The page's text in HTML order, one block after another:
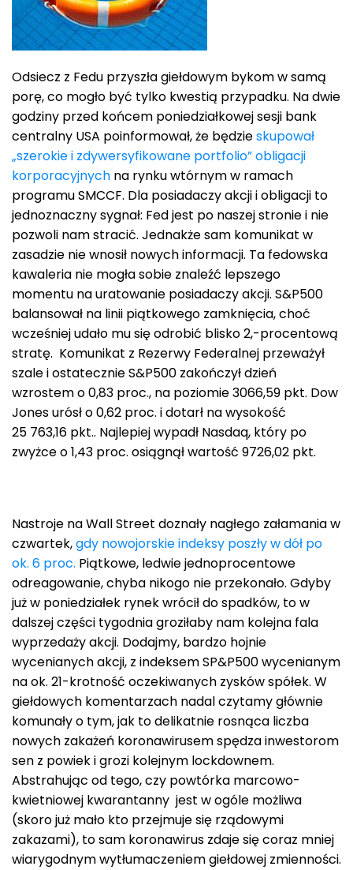
Odsiecz z Fedu przyszła giełdowym bykom w samą
porę, co mogło być tylko kwestią przypadku. Na dwie
godziny przed końcem poniedziałkowej sesji bank
centralny USA poinformował, że będzieskupował
„szerokie i zdywersyfikowane portfolio” obligacji
korporacyjnych na rynku wtórnym w ramach
programu SMCCF. Dla posiadaczy akcji i obligacji to
jednoznaczny sygnał: Fed jest po naszej stronie i nie
pozwoli nam stracić. Jednakże sam komunikat w
zasadzie nie wnosił nowych informacji. Ta fedowska
kawaleria nie mogła sobie znaleźć lepszego
momentu na uratowanie posiadaczy akcji. S&P500
balansował na linii piątkowego zamknięcia, choć
wcześniej udało mu się odrobić blisko 2,-procentową
stratę. Komunikat z Rezerwy Federalnej przeważył
szale i ostatecznie S&P500 zakończył dzień
wzrostem o 0,83 proc., na poziomie 3066,59 pkt. Dow
Jones urósł o 0,62 proc. i dotarł na wysokość
25 763,16 pkt.. Najlepiej wypadł Nasdaq, który po
zwyżce o 1,43 proc. osiągnął wartość 9726,02 pkt.
Nastroje na Wall Street doznały nagłego załamania w
czwartek,gdy nowojorskie indeksy poszły w dół po
ok. 6 proc. Piątkowe, ledwie jednoprocentowe
odreagowanie, chyba nikogo nie przekonało. Gdyby
już w poniedziałek rynek wrócił do spadków, to w
dalszej części tygodnia groziłaby nam kolejna fala
wyprzedaży akcji. Dodajmy, bardzo hojnie
wycenianych akcji, z indeksem SP&P500 wycenianym
na ok. 21-krotność oczekiwanych zysków spółek. W
giełdowych komentarzach nadal czytamy głównie
komunały o tym, jak to delikatnie rosnąca liczba
nowych zakażeń koronawirusem spędza inwestorom
sen z powiek i grozi kolejnym lockdownem.
Abstrahując od tego, czy powtórka marcowo-
kwietniowej kwarantanny jest w ogóle możliwa
(skoro już mało kto przejmuje się rządowymi
zakazami), to sam koronawirus zdaje się coraz mniej
wiarygodnym wytłumaczeniem giełdowej zmienności.